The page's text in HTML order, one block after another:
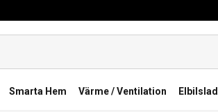
Smarta Hem Värme / Ventilation